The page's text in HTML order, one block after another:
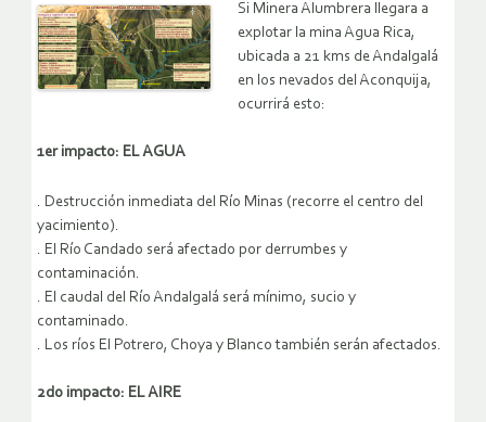
Si Minera Alumbrera llegara a
explotar la mina Agua Rica,
ubicada a 21 kms de Andalgalá
en los nevados del Aconquija,
ocurrirá esto:
1er impacto: EL AGUA
. Destrucción inmediata del Río Minas (recorre el centro del
yacimiento).
. El Río Candado será afectado por derrumbes y
contaminación.
. El caudal del Río Andalgalá será mínimo, sucio y
contaminado.
. Los ríos El Potrero, Choya y Blanco también serán afectados.
2do impacto: EL AIRE